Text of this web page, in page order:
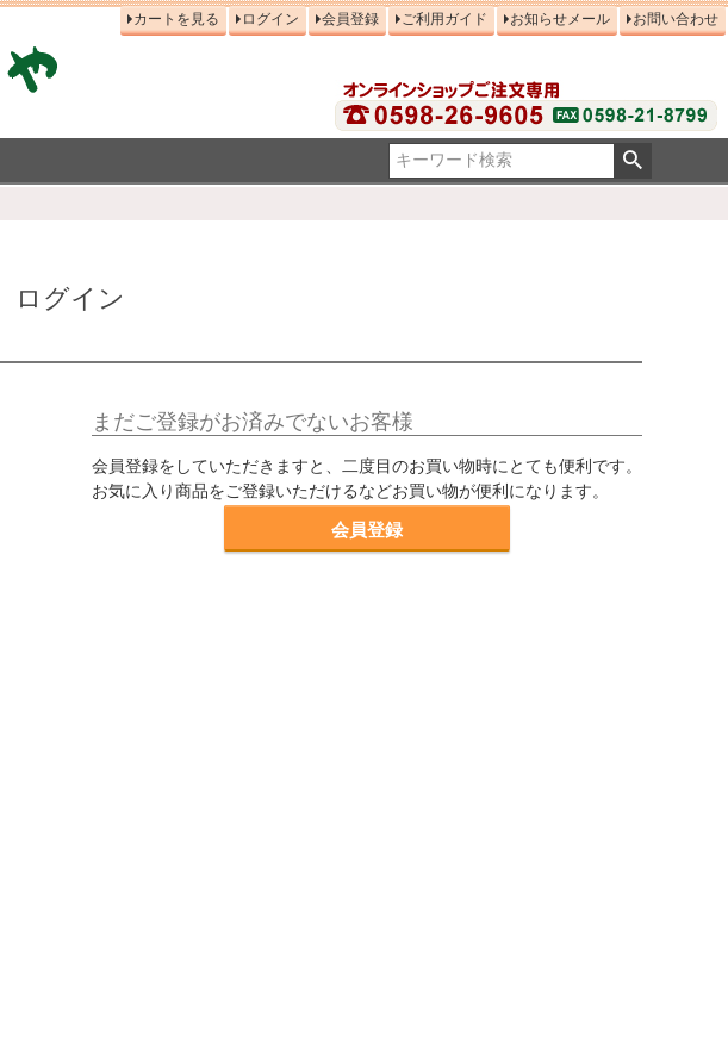
カートを見る ログイン 会員登録 ご利用ガイド お知らせメール お問い合わせ
ログイン
まだご登録がお済みでないお客様
会員登録をしていただきますと、二度目のお買い物時にとても便利です。
お気に入り商品をご登録いただけるなどお買い物が便利になります。
会員登録